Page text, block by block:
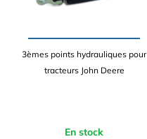
3èmes points hydrauliques pour
tracteurs John Deere
En stock